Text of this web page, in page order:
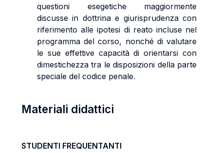
questioni esegetiche maggiormente
discusse in dottrina e giurisprudenza con
riferimento alle ipotesi di reato incluse nel
programma del corso, nonché di valutare
le sue effettive capacità di orientarsi con
dimestichezza tra le disposizioni della parte
speciale del codice penale.
Materiali didattici
STUDENTI FREQUENTANTI